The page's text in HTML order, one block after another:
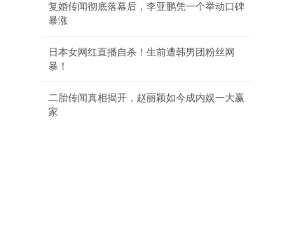
复婚传闻彻底落幕后，李亚鹏凭一个举动口碑
暴涨
日本女网红直播自杀！生前遭韩男团粉丝网
暴！
二胎传闻真相揭开，赵丽颖如今成内娱一大赢
家